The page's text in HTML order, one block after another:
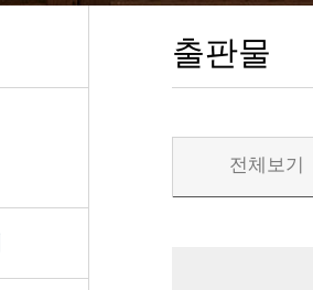
출판물
전체보기